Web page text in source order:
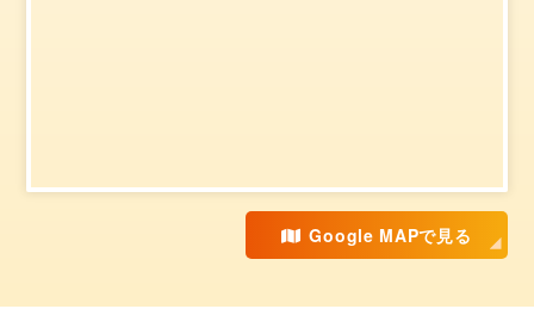
Google MAPで見る